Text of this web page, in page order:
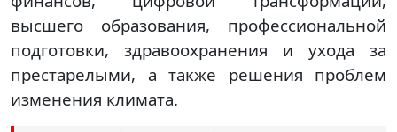
высшего образования, профессиональной
подготовки, здравоохранения и ухода за
престарелыми, а также решения проблем
изменения климата.